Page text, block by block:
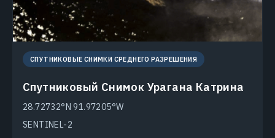
СПУТНИКОВЫЕ СНИМКИ СРЕДНЕГО РАЗРЕШЕНИЯ
Спутниковый Снимок Урагана Катрина
28.72732°N 91.97205°W
SENTINEL-2